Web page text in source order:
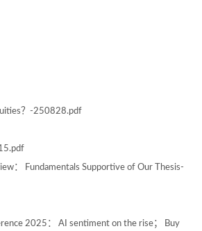
？-250828.pdf
： Fundamentals Supportive of Our Thesis-
2025： AI sentiment on the rise； Buy